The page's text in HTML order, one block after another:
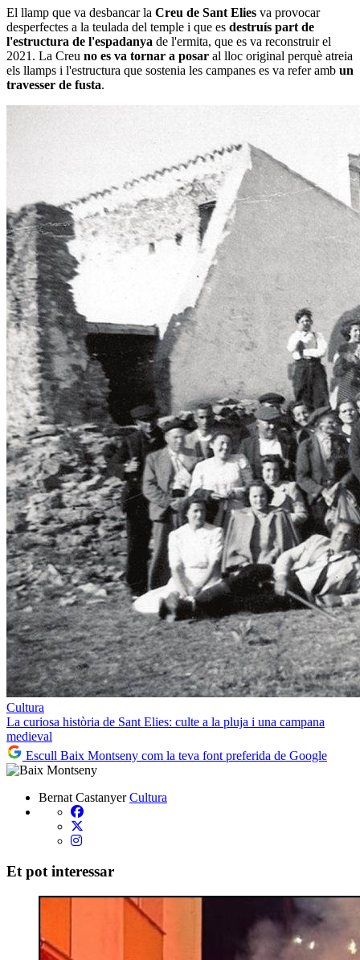
El llamp que va desbancar la Creu de Sant Elies va provocar
desperfectes a la teulada del temple i que es destruís part de
l'estructura de l'espadanya de l'ermita, que es va reconstruir el
2021. La Creu no es va tornar a posar al lloc original perquè atreia
els llamps i l'estructura que sostenia les campanes es va refer amb un
travesser de fusta.
Cultura
La curiosa història de Sant Elies: culte a la pluja i una campana
medieval
Escull Baix Montseny com la teva font preferida de Google
Bernat Castanyer Cultura
Et pot interessar